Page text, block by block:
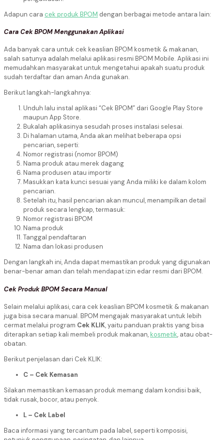
Adapun cara cek produk BPOM dengan berbagai metode antara lain:
Cara Cek BPOM Menggunakan Aplikasi
Ada banyak cara untuk cek keaslian BPOM kosmetik & makanan,
salah satunya adalah melalui aplikasi resmi BPOM Mobile. Aplikasi ini
memudahkan masyarakat untuk mengetahui apakah suatu produk
sudah terdaftar dan aman Anda gunakan.
Berikut langkah-langkahnya:
Unduh lalu instal aplikasi “Cek BPOM” dari Google Play Store
maupun App Store.
Bukalah aplikasinya sesudah proses instalasi selesai.
Di halaman utama, Anda akan melihat beberapa opsi
pencarian, seperti:
Nomor registrasi (nomor BPOM)
Nama produk atau merek dagang
Nama produsen atau importir
Masukkan kata kunci sesuai yang Anda miliki ke dalam kolom
pencarian.
Setelah itu, hasil pencarian akan muncul, menampilkan detail
produk secara lengkap, termasuk:
Nomor registrasi BPOM
Nama produk
Tanggal pendaftaran
Nama dan lokasi produsen
Dengan langkah ini, Anda dapat memastikan produk yang digunakan
benar-benar aman dan telah mendapat izin edar resmi dari BPOM.
Cek Produk BPOM Secara Manual
Selain melalui aplikasi, cara cek keaslian BPOM kosmetik & makanan
juga bisa secara manual. BPOM mengajak masyarakat untuk lebih
cermat melalui program Cek KLIK, yaitu panduan praktis yang bisa
diterapkan setiap kali membeli produk makanan,kosmetik, atau obat-
obatan.
Berikut penjelasan dari Cek KLIK:
C – Cek Kemasan
Silakan memastikan kemasan produk memang dalam kondisi baik,
tidak rusak, bocor, atau penyok.
L – Cek Label
Baca informasi yang tercantum pada label, seperti komposisi,